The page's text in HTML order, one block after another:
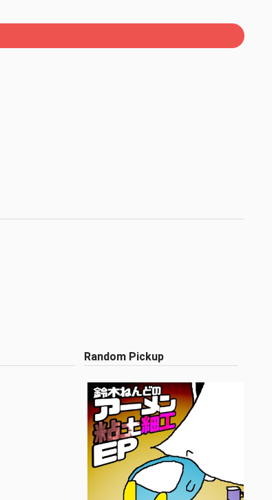
Random Pickup